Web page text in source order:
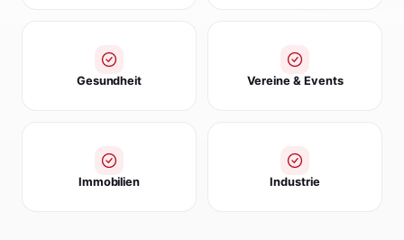
Gesundheit Vereine & Events
Immobilien Industrie